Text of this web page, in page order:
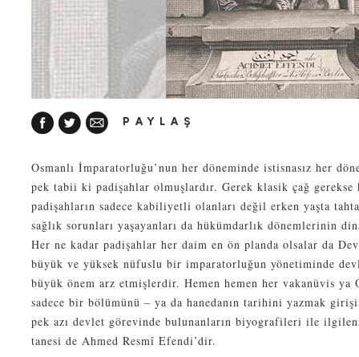
PAYLAŞ
Osmanlı İmparatorluğu’nun her döneminde istisnasız her
pek tabii ki padişahlar olmuşlardır. Gerek klasik çağ gerekse
padişahların sadece kabiliyetli olanları değil erken yaşta
sağlık sorunları yaşayanları da hükümdarlık dönemlerinin
Her ne kadar padişahlar her daim en ön planda olsalar da
büyük ve yüksek nüfuslu bir imparatorluğun yönetiminde
büyük önem arz etmişlerdir. Hemen hemen her vakanüvis
sadece bir bölümünü – ya da hanedanın tarihini yazmak
pek azı devlet görevinde bulunanların biyografileri ile
tanesi de Ahmed Resmî Efendi’dir.